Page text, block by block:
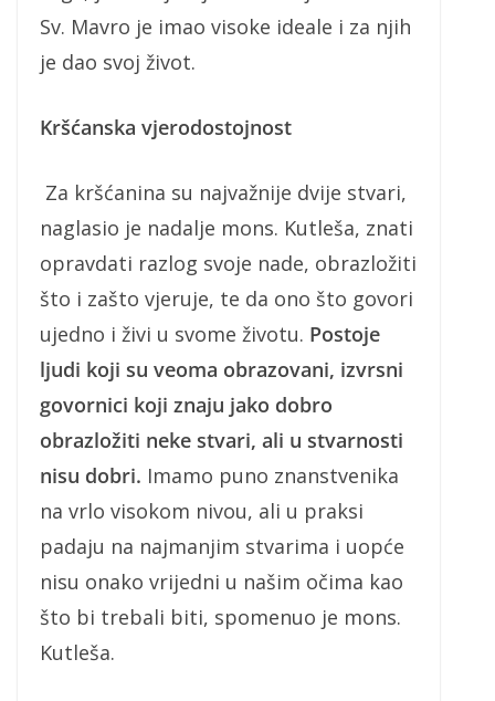
Sv. Mavro je imao visoke ideale i za njih
je dao svoj život.
Kršćanska vjerodostojnost
Za kršćanina su najvažnije dvije stvari,
naglasio je nadalje mons. Kutleša, znati
opravdati razlog svoje nade, obrazložiti
što i zašto vjeruje, te da ono što govori
ujedno i živi u svome životu. Postoje
ljudi koji su veoma obrazovani, izvrsni
govornici koji znaju jako dobro
obrazložiti neke stvari, ali u stvarnosti
nisu dobri. Imamo puno znanstvenika
na vrlo visokom nivou, ali u praksi
padaju na najmanjim stvarima i uopće
nisu onako vrijedni u našim očima kao
što bi trebali biti, spomenuo je mons.
Kutleša.